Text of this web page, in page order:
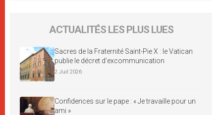
ACTUALITÉS LES PLUS LUES
Sacres de la Fraternité Saint-Pie X : le Vatican
publie le décret d’excommunication
2 Juil 2026
Confidences sur le pape : « Je travaille pour un
ami »